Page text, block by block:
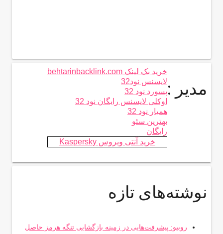
مدیر :
خرید بک لینک behtarinbacklink.com
لایسنس نود32
پسورد نود 32
اوکلی لایسنس رایگان نود 32
همیار نود 32
بهترین سئو
رایگان
خرید آنتی ویروس Kaspersky
نوشته‌های تازه
روبیو: پیشرفت‌هایی در زمینه بازگشایی تنگه هرمز حاصل